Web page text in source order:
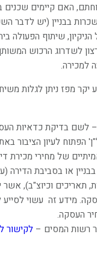
האם קיימים שכנים
בבניין (יש לדבר
שיתוף הפעולה
לשדרוג הרכוש
למכירה.
יקר מפז ניתן לגלות
– לשם בדיקת כדאיות
הפתוח לעיון הציבור
של מחירי מכירת
או בסביבת
תאריכים וכיוצ"ב), אשר
מידע זה עשוי
העסקה.
רשות המסים – לקישור